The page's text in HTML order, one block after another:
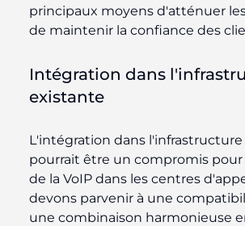
principaux moyens d'atténuer
de maintenir la confiance des
Intégration dans
existante
L'intégration dans
pourrait être un compromis
de la VoIP dans les centres
devons parvenir à une
une combinaison harmonieuse